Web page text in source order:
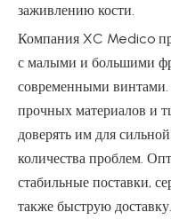
заживлению кости.
Компания XC Medico
с малыми и большими
современными
прочных материалов и
доверять им для
количества проблем.
стабильные поставки,
также быструю доставку.